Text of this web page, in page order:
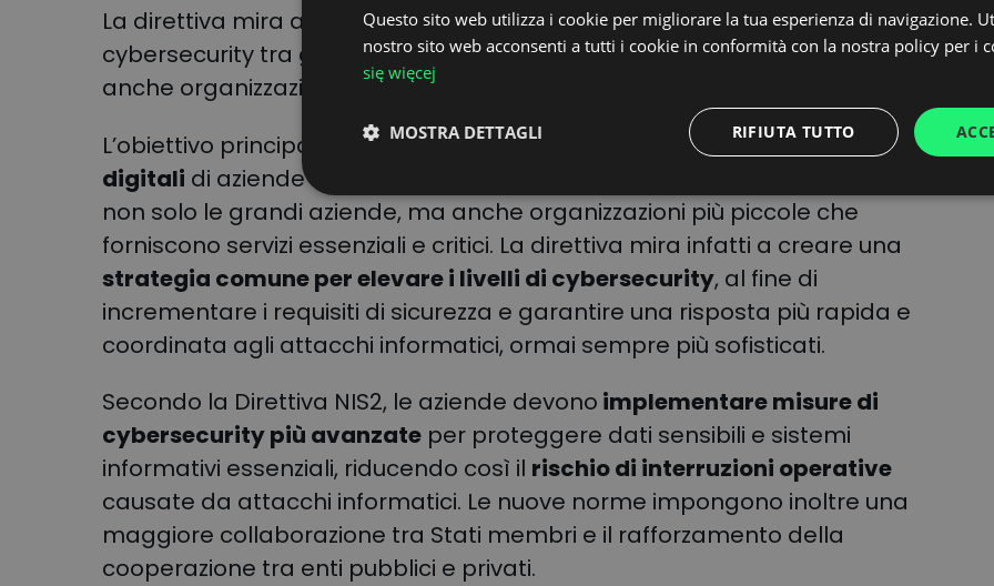
La direttiva mira a creare una strategia comune per elevare i livelli di
cybersecurity tra gli Stati membri, includendo non solo le grandi aziende, ma
anche organizzazioni più piccole che forniscono servizi essenziali e critici.
L’obiettivo principale della NIS2 èrafforzare la resilienza delle infrastrutture
digitali di aziende che operano all’interno dell’Unione Europea, includendo
non solo le grandi aziende, ma anche organizzazioni più piccole che
forniscono servizi essenziali e critici. La direttiva mira infatti a creare una
strategia comune per elevare i livelli di cybersecurity, al fine di
incrementare i requisiti di sicurezza e garantire una risposta più rapida e
coordinata agli attacchi informatici, ormai sempre più sofisticati.
Secondo la Direttiva NIS2, le aziende devono implementare misure di
cybersecurity più avanzate per proteggere dati sensibili e sistemi
informativi essenziali, riducendo così il rischio di interruzioni operative
causate da attacchi informatici. Le nuove norme impongono inoltre una
maggiore collaborazione tra Stati membri e il rafforzamento della
cooperazione tra enti pubblici e privati.
Questo sito web utilizza i cookie per migliorare la tua esperienza di navigazione.
nostro sito web acconsenti a tutti i cookie in conformità con la nostra policy per i
się więcej
RIFIUTA TUTTO
MOSTRA DETTAGLI